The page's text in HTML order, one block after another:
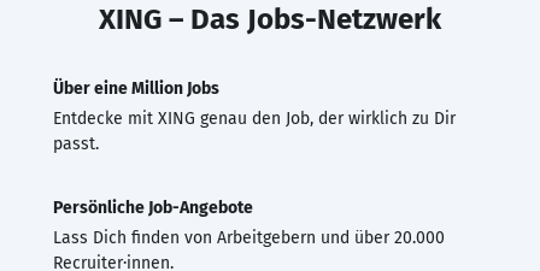
XING – Das Jobs-Netzwerk
Über eine Million Jobs
Entdecke mit XING genau den Job, der wirklich zu Dir
passt.
Persönliche Job-Angebote
Lass Dich finden von Arbeitgebern und über 20.000
Recruiter·innen.